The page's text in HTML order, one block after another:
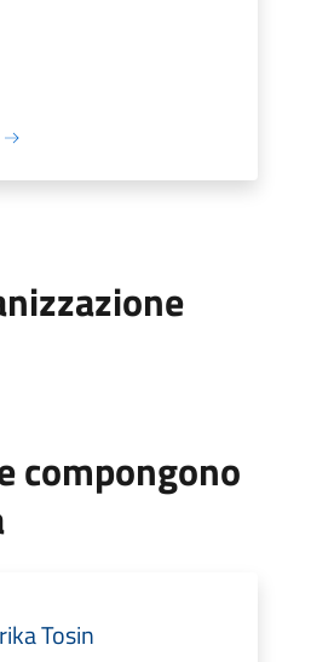
compongono
Tosin